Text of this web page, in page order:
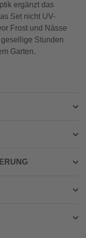
ergänzt das
Set nicht UV-
Frost und Nässe
Stunden
Garten.